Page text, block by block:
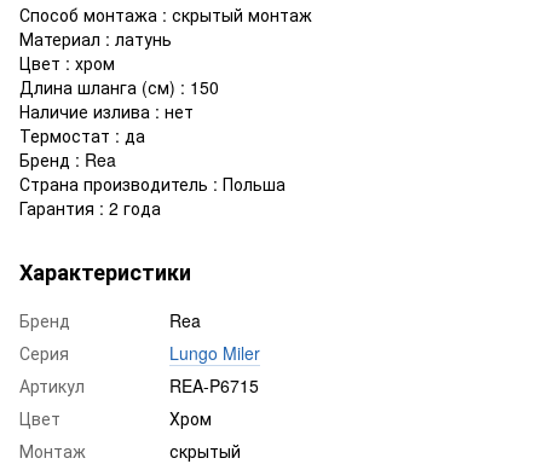
Способ монтажа : скрытый монтаж
Материал : латунь
Цвет : хром
Длина шланга (см) : 150
Наличие излива : нет
Термостат : да
Бренд : Rea
Страна производитель : Польша
Гарантия : 2 года
Характеристики
Бренд
Rea
Серия
Lungo Miler
Артикул
REA-P6715
Цвет
Хром
Монтаж
скрытый